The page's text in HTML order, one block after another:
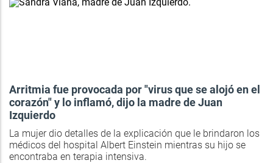
Arritmia fue provocada por "virus que se alojó en el
corazón" y lo inflamó, dijo la madre de Juan
Izquierdo
La mujer dio detalles de la explicación que le brindaron los
médicos del hospital Albert Einstein mientras su hijo se
encontraba en terapia intensiva.